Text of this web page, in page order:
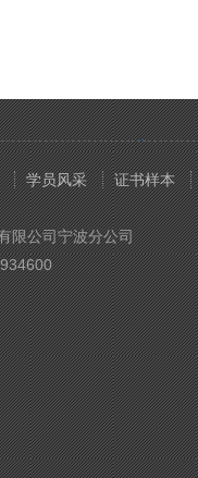
学员风采 证书样本
限公司宁波分公司